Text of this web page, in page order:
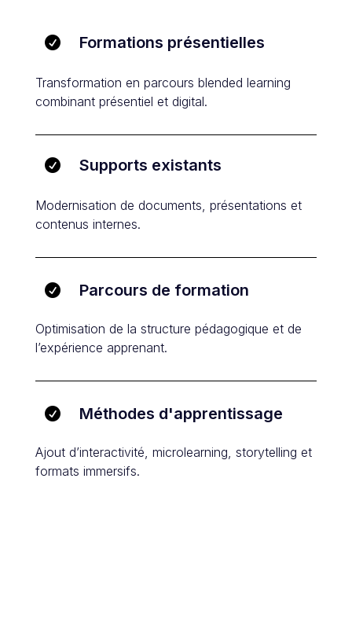
 Formations présentielles
Transformation en parcours blended learning
combinant présentiel et digital.
 Supports existants
Modernisation de documents, présentations et
contenus internes.
 Parcours de formation
Optimisation de la structure pédagogique et de
l’expérience apprenant.
 Méthodes d'apprentissage
Ajout d’interactivité, microlearning, storytelling et
formats immersifs.